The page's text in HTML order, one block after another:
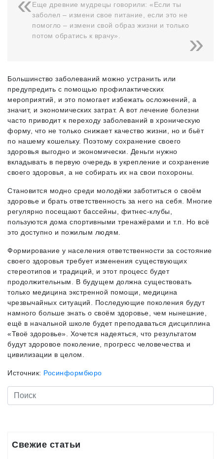
Еще древние мудрецы говорили: «Если ты
заболел – измени свое питание, если это не
помогло – измени свой образ жизни и только
потом обратись к врачу».
Большинство заболеваний можно устранить или
предупредить с помощью профилактических
мероприятий, и это помогает избежать осложнений, а
значит, и экономических затрат. А вот лечение болезни
часто приводит к переходу заболеваний в хроническую
форму, что не только снижает качество жизни, но и бьёт
по нашему кошельку. Поэтому сохранение своего
здоровья выгодно и экономически. Деньги нужно
вкладывать в первую очередь в укрепление и сохранение
своего здоровья, а не собирать их на свои похороны.
Становится модно среди молодёжи заботиться о своём
здоровье и брать ответственность за него на себя. Многие
регулярно посещают бассейны, фитнес-клубы,
пользуются дома спортивными тренажёрами и т.п. Но всё
это доступно и пожилым людям.
Формирование у населения ответственности за состояние
своего здоровья требует изменения существующих
стереотипов и традиций, и этот процесс будет
продолжительным. В будущем должна существовать
только медицина экстренной помощи, медицина
чрезвычайных ситуаций. Последующие поколения будут
намного больше знать о своём здоровье, чем нынешние,
ещё в начальной школе будет преподаваться дисциплина
«Твоё здоровье». Хочется надеяться, что результатом
будут здоровое поколение, прогресс человечества и
цивилизации в целом.
Источник: Росинформбюро
Свежие статьи